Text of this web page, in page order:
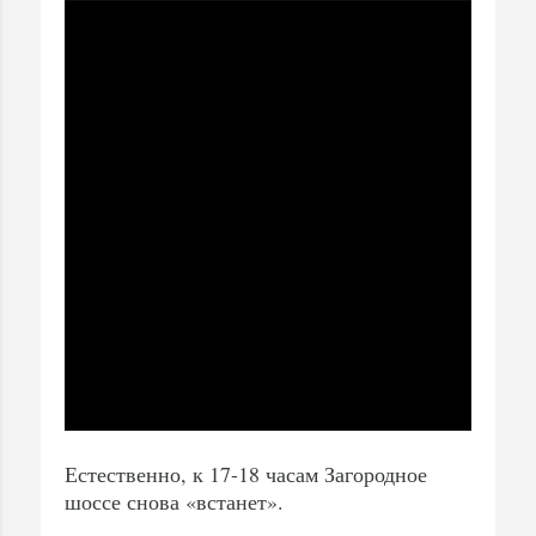
Естественно, к 17-18 часам Загородное
шоссе снова «встанет».